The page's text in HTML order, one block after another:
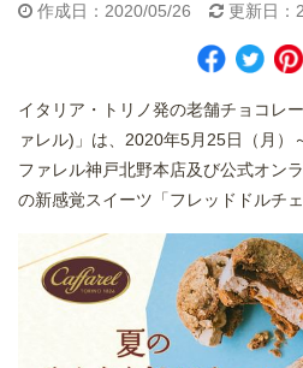
作成日：2020/05/26 更新日：
イタリア・トリノ発の老舗チョコレ
ァレル)」は、2020年5月25日（月）
ファレル神戸北野本店及び公式オン
の新感覚スイーツ「フレッドドルチェ